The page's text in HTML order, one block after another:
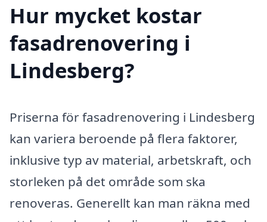
Hur mycket kostar
fasadrenovering i
Lindesberg?
Priserna för fasadrenovering i Lindesberg
kan variera beroende på flera faktorer,
inklusive typ av material, arbetskraft, och
storleken på det område som ska
renoveras. Generellt kan man räkna med